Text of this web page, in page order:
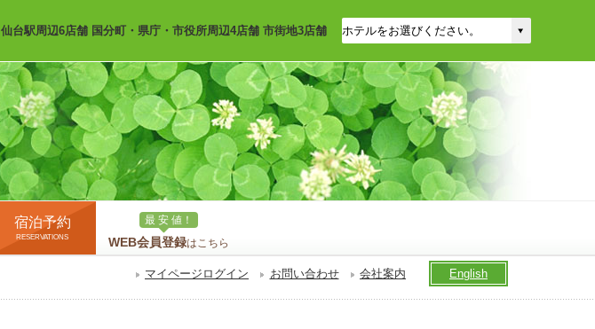
仙台駅周辺6店舗 国分町・県庁・市役所周辺4店舗 市街地3店舗
宿泊予約
RESERVATIONS
最 安 値！
WEB会員登録はこちら
マイページログイン お問い合わせ 会社案内 English